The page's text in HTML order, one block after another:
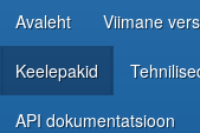
RESSURSID
Avaleht Viimane
Keelepakid
API dokumentatsioon